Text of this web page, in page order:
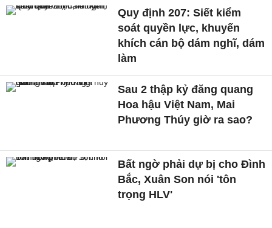
Quy định 207: Siết kiểm
soát quyền lực, khuyến
khích cán bộ dám nghĩ, dám
làm
Sau 2 thập kỷ đăng quang
Hoa hậu Việt Nam, Mai
Phương Thúy giờ ra sao?
Bất ngờ phải dự bị cho Đình
Bắc, Xuân Son nói 'tôn
trọng HLV'